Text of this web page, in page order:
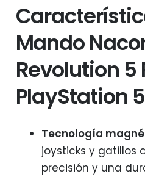
Mando
Revolution 5
PlayStation 5
Tecnología
joysticks y gatillos
precisión y una